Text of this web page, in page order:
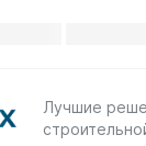
Лучшие